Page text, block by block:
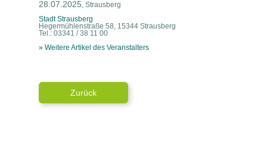
28.07.2025, Strausberg
Stadt Strausberg
Hegermühlenstraße 58, 15344 Strausberg
Tel.: 03341 / 38 11 00
» Weitere Artikel des Veranstalters
Zurück